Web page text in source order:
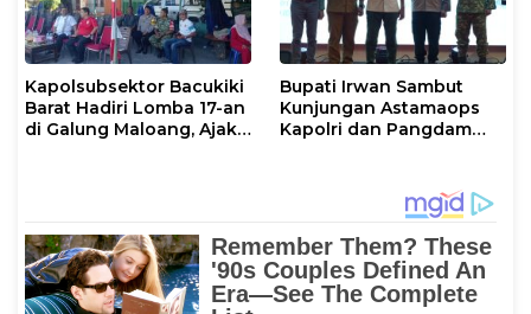
Kapolsubsektor Bacukiki
Barat Hadiri Lomba 17-an
di Galung Maloang, Ajak
Bupati Irwan Sambut
Kunjungan Astamaops
Kapolri dan Pangdam